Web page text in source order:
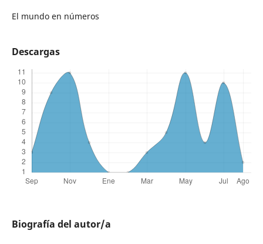
El mundo en números
Descargas
Biografía del autor/a